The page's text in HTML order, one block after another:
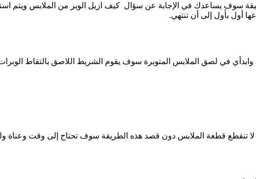
سوف يساعدك في الإجابة عن سؤال كيف ازيل الوبر من الملابس ويتم
أول بأول إلى أن تنتهي.
في لصق الملابس المتوبرة سوف يقوم الشريط اللاصق بالتقاط
تنقطع قطعة الملابس دون قصد هذه الطريقة سوف تحتاج إلى وقت وعناة